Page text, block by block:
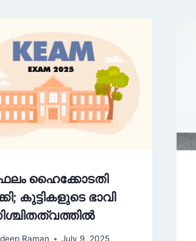
ഫലം ഹൈക്കോടതി
കുട്ടികളുടെ ഭാവി
Raman July 9, 2025